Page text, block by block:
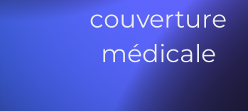
couverture
médicale